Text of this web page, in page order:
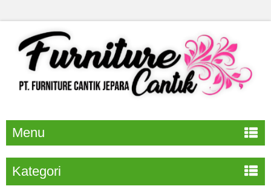
Menu
Kategori